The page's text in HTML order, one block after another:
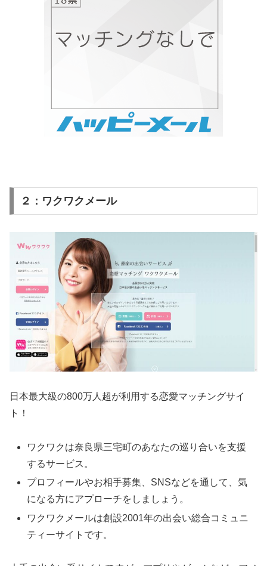
２：ワクワクメール
日本最大級の800万人超が利用する恋愛マッチングサイ
ト！
ワクワクは奈良県三宅町のあなたの巡り合いを支援
するサービス。
プロフィールやお相手募集、SNSなどを通して、気
になる方にアプローチをしましょう。
ワクワクメールは創設2001年の出会い総合コミュニ
ティーサイトです。